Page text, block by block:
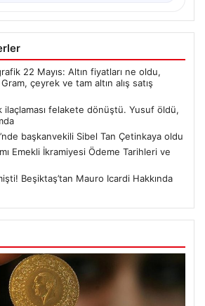
22 Mayıs: Altın fiyatları ne oldu,
çeyrek ve tam altın alış satış
ilaçlaması felakete dönüştü. Yusuf öldü,
başkanvekili Sibel Tan Çetinkaya oldu
Emekli İkramiyesi Ödeme Tarihleri ve
Beşiktaş’tan Mauro Icardi Hakkında